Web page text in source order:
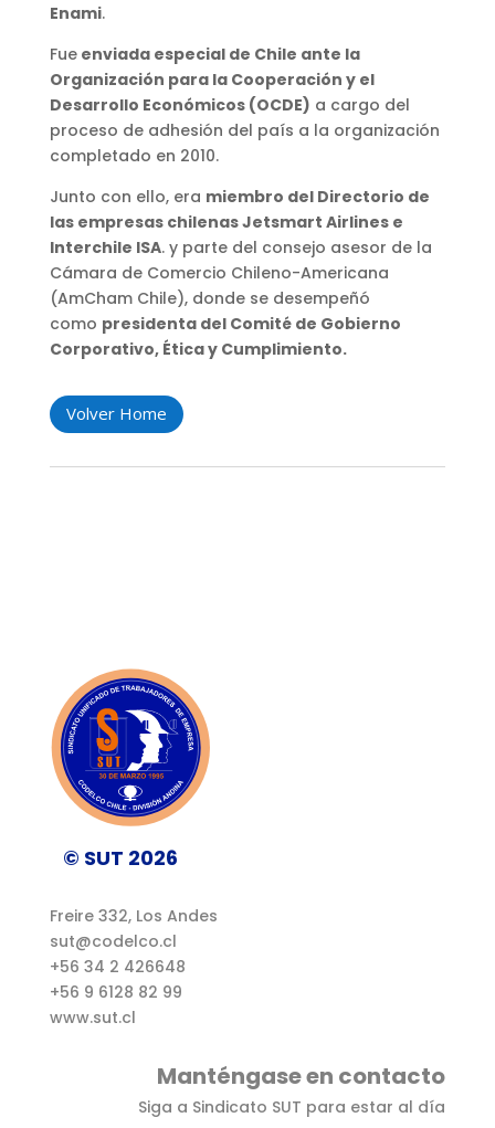
Enami.
Fueenviada especial de Chile ante la
Organización para la Cooperación y el
Desarrollo Económicos (OCDE) a cargo del
proceso de adhesión del país a la organización
completado en 2010.
Junto con ello, era miembro del Directorio de
las empresas chilenas Jetsmart Airlines e
Interchile ISA. y parte del consejo asesor de la
Cámara de Comercio Chileno-Americana
(AmCham Chile), donde se desempeñó
como presidenta del Comité de Gobierno
Corporativo, Ética y Cumplimiento.
Volver Home
© SUT 2026
Freire 332, Los Andes
sut@codelco.cl
+56 34 2 426648
+56 9 6128 82 99
www.sut.cl
Manténgase en contacto
Siga a Sindicato SUT para estar al día